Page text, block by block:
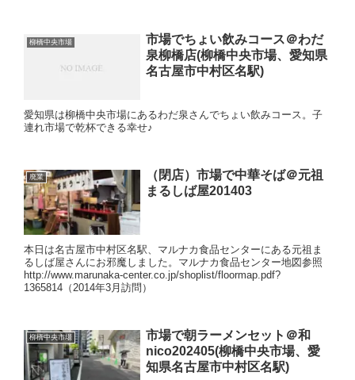
柳橋中央市場
市場でちょい飲みコース＠わだ
泉柳橋店(柳橋中央市場、愛知県
名古屋市中村区名駅)
愛知県は柳橋中央市場にあるわだ泉さんでちょい飲みコース。子
連れ市場で乾杯できる幸せ♪
廃業
（閉店）市場で中華そば＠元祖
まるしば屋201403
本日は名古屋市中村区名駅、マルナカ食品センターにある元祖ま
るしば屋さんにお邪魔しました。マルナカ食品センター地図参照
http://www.marunaka-center.co.jp/shoplist/floormap.pdf?
1365814（2014年3月訪問）
柳橋中央市場
市場で朝ラーメンセット＠和
nico202405(柳橋中央市場、愛
知県名古屋市中村区名駅)